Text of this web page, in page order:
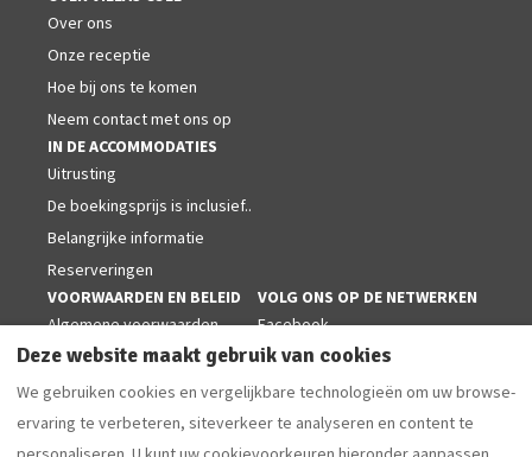
Over ons
Onze receptie
Hoe bij ons te komen
Neem contact met ons op
IN DE ACCOMMODATIES
Uitrusting
De boekingsprijs is inclusief..
Belangrijke informatie
Reserveringen
VOORWAARDEN EN BELEID
Algemene voorwaarden
Cookiesbeleid
Juridische kennisgeving
Privacybeleid
VOLG ONS OP DE NETWERKEN
Facebook
Deze website maakt gebruik van cookies
We gebruiken cookies en vergelijkbare technologieën om uw browse-
ervaring te verbeteren, siteverkeer te analyseren en content te